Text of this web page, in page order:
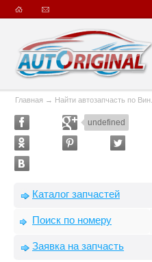
Главная → Найти автозапчасть по
undefined
Каталог запчастей
Поиск по номеру
Заявка на запчасть